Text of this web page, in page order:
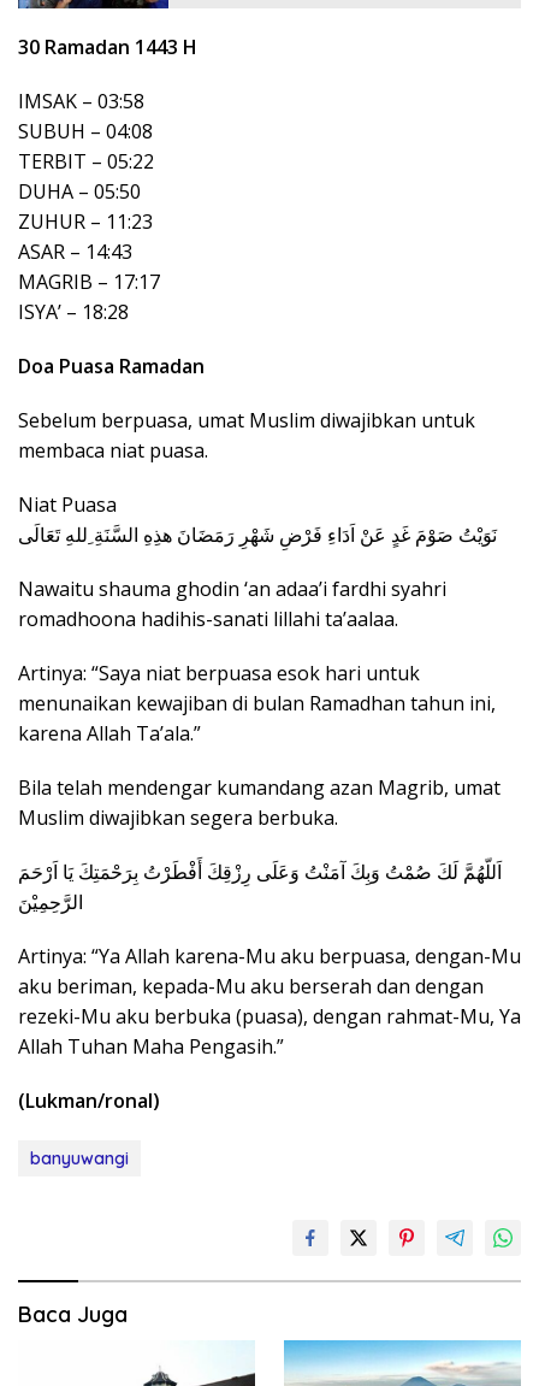
30 Ramadan 1443 H
IMSAK – 03:58
SUBUH – 04:08
TERBIT – 05:22
DUHA – 05:50
ZUHUR – 11:23
ASAR – 14:43
MAGRIB – 17:17
ISYA’ – 18:28
Doa Puasa Ramadan
Sebelum berpuasa, umat Muslim diwajibkan untuk
membaca niat puasa.
Niat Puasa
نَوَيْتُ صَوْمَ غَدٍ عَنْ اَدَاءِ فَرْضِ شَهْرِ رَمَضَانَ هذِهِ السَّنَةِ ِللهِ تَعَالَى
Nawaitu shauma ghodin ‘an adaa’i fardhi syahri
romadhoona hadihis-sanati lillahi ta’aalaa.
Artinya: “Saya niat berpuasa esok hari untuk
menunaikan kewajiban di bulan Ramadhan tahun ini,
karena Allah Ta’ala.”
Bila telah mendengar kumandang azan Magrib, umat
Muslim diwajibkan segera berbuka.
اَللّهُمَّ لَكَ صُمْتُ وَبِكَ آمَنْتُ وَعَلَى رِزْقِكَ أَفْطَرْتُ بِرَحْمَتِكَ يَا اَرْحَمَ
الرَّحِمِيْنَ
Artinya: “Ya Allah karena-Mu aku berpuasa, dengan-Mu
aku beriman, kepada-Mu aku berserah dan dengan
rezeki-Mu aku berbuka (puasa), dengan rahmat-Mu, Ya
Allah Tuhan Maha Pengasih.”
(Lukman/ronal)
banyuwangi
Baca Juga